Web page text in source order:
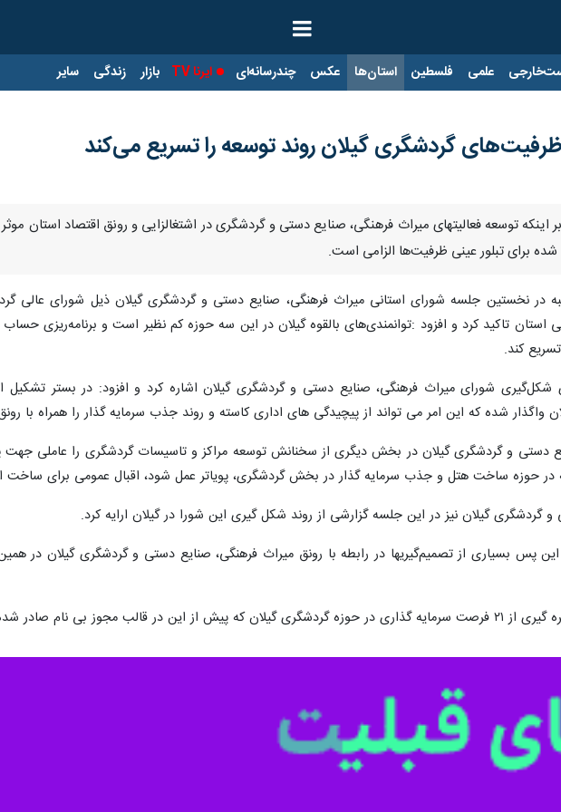
علمی فلسطین استان‌ها عکس چندرسانه‌ای ایرنا TV بازار زندگی سایر
گردشگری گیلان روند توسعه را تسریع می‌کند